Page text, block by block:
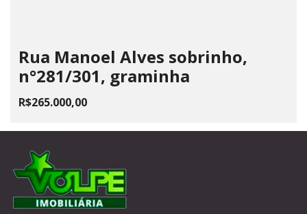
Rua Manoel Alves sobrinho,
n°281/301, graminha
R$265.000,00